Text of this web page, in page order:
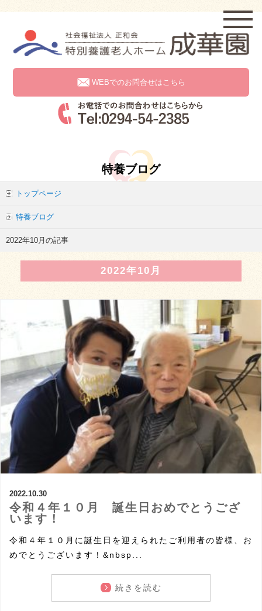
WEBでのお問合せはこちら
特養ブログ
トップページ
特養ブログ
2022年10月の記事
2022年10月
2022.10.30
令和４年１０月 誕生日おめでとうござ
います！
令和４年１０月に誕生日を迎えられたご利用者の皆様、お
めでとうございます！&nbsp...
続きを読む